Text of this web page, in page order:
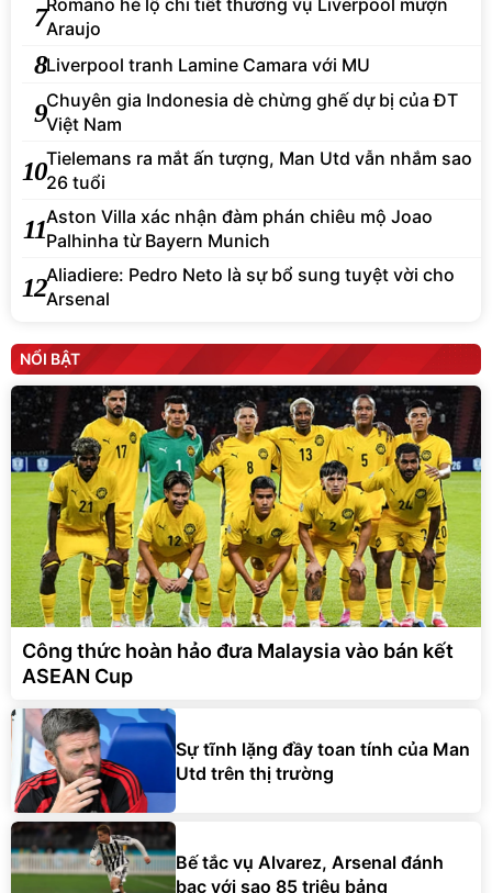
7Romano hé lộ chi tiết thương vụ Liverpool mượn
Araujo
8Liverpool tranh Lamine Camara với MU
9Chuyên gia Indonesia dè chừng ghế dự bị của ĐT
Việt Nam
10Tielemans ra mắt ấn tượng, Man Utd vẫn nhắm sao
26 tuổi
11Aston Villa xác nhận đàm phán chiêu mộ Joao
Palhinha từ Bayern Munich
12Aliadiere: Pedro Neto là sự bổ sung tuyệt vời cho
Arsenal
NỔI BẬT
Công thức hoàn hảo đưa Malaysia vào bán kết
ASEAN Cup
Sự tĩnh lặng đầy toan tính của Man
Utd trên thị trường
Bế tắc vụ Alvarez, Arsenal đánh
bạc với sao 85 triệu bảng